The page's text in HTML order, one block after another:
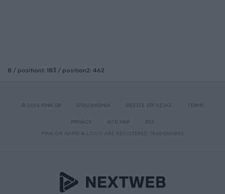
8 / position1: 183 / position2: 462
© 2026 PINK.GR ΕΠΙΚΟΙΝΩΝΙΑ ΘΕΣΕΙΣ ΕΡΓΑΣΙΑΣ TERMS
PRIVACY SITE MAP
RSS
PINK.GR NAME & LOGO ARE REGISTERED TRADEMARKS